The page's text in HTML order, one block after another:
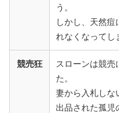
う。
しかし、天然
れなくなってし
競売狂
スローンは競売
た。
妻から入札しな
出品された孤児